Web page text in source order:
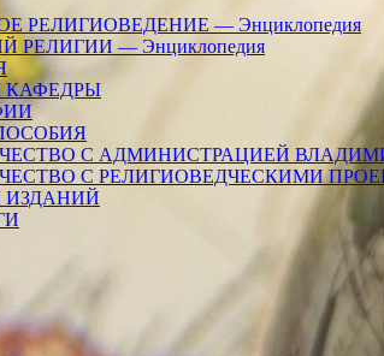
РЕЛИГИОВЕДЕНИЕ — Энциклопедия
РЕЛИГИИ — Энциклопедия
КАФЕДРЫ
С АДМИНИСТРАЦИЕЙ
С РЕЛИГИОВЕДЧЕСКИМИ
ИЗДАНИЙ